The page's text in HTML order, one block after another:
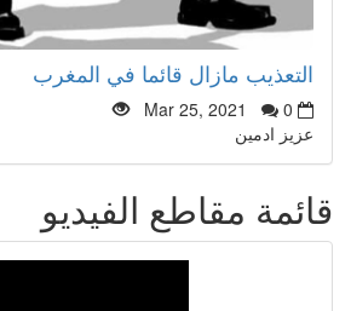
التعذيب مازال قائما في المغرب
Mar 25, 2021
0
عزيز ادمين
قائمة مقاطع الفيديو